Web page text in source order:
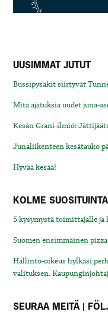
UUSIMMAT JUTUT
Bussipysäkit siirtyvät
Mitä ajatuksia uudet juna-
Kesän Grani-ilmiö:
Junaliikenteen kesätauko
Hyvää kesää!
KOLME SUOSITUINTA
5 kysymystä toimittajalle
Suomen ensimmäinen
Hallinto-oikeus hylkäsi
valituksen.
SEURAA MEITÄ |